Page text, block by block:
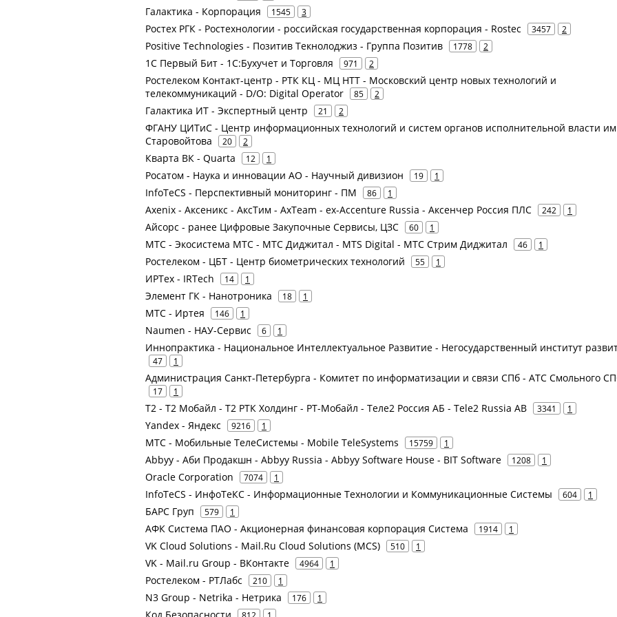
Галактика - Корпорация
1545 3
Ростех РГК - Ростехнологии - российская государственная корпорация - Rostec 3457 2
Positive Technologies - Позитив Текнолоджиз - Группа Позитив 1778 2
1С Первый Бит - 1С:Бухучет и Торговля 971 2
Ростелеком Контакт-центр - РТК КЦ - МЦ НТТ - Московский центр новых технологий и
телекоммуникаций - D/O: Digital Operator
85 2
Галактика ИТ - Экспертный центр 21 2
ФГАНУ ЦИТиС - Центр информационных технологий и систем органов исполнительной власти
Старовойтова
20 2
Кварта ВК - Quarta 12 1
Росатом - Наука и инновации АО - Научный дивизион 19 1
InfoTeCS - Перспективный мониторинг - ПМ 86 1
Axenix - Аксеникс - АксТим - AxTeam - ex-Accenture Russia - Аксенчер Россия ПЛС 242 1
Айсорс - ранее Цифровые Закупочные Сервисы, ЦЗС 60 1
МТС - Экосистема МТС - МТС Диджитал - MTS Digital - МТС Стрим Диджитал 46 1
Ростелеком - ЦБТ - Центр биометрических технологий 55 1
ИРТех - IRTech 14 1
Элемент ГК - Нанотроника 18 1
МТС - Иртея 146 1
Naumen - НАУ-Сервис 6 1
Иннопрактика - Национальное Интеллектуальное Развитие - Негосударственный институт
47 1
Администрация Санкт-Петербурга - Комитет по информатизации и связи СПб - АТС Смольного
17 1
Т2 - Т2 Мобайл - Т2 РТК Холдинг - РТ-Мобайл - Теле2 Россия АБ - Tele2 Russia AB 3341 1
Yandex - Яндекс 9216 1
МТС - Мобильные ТелеСистемы - Mobile TeleSystems 15759 1
Abbyy - Аби Продакшн - Abbyy Russia - Abbyy Software House - BIT Software 1208 1
Oracle Corporation 7074 1
InfoTeCS - ИнфоТеКС - Информационные Технологии и Коммуникационные Системы 604 1
БАРС Груп 579 1
АФК Система ПАО - Акционерная финансовая корпорация Система 1914 1
VK Cloud Solutions - Mail.Ru Cloud Solutions (MCS) 510 1
VK - Mail.ru Group - ВКонтакте 4964 1
Ростелеком - РТЛабс 210 1
N3 Group - Netrika - Нетрика 176 1